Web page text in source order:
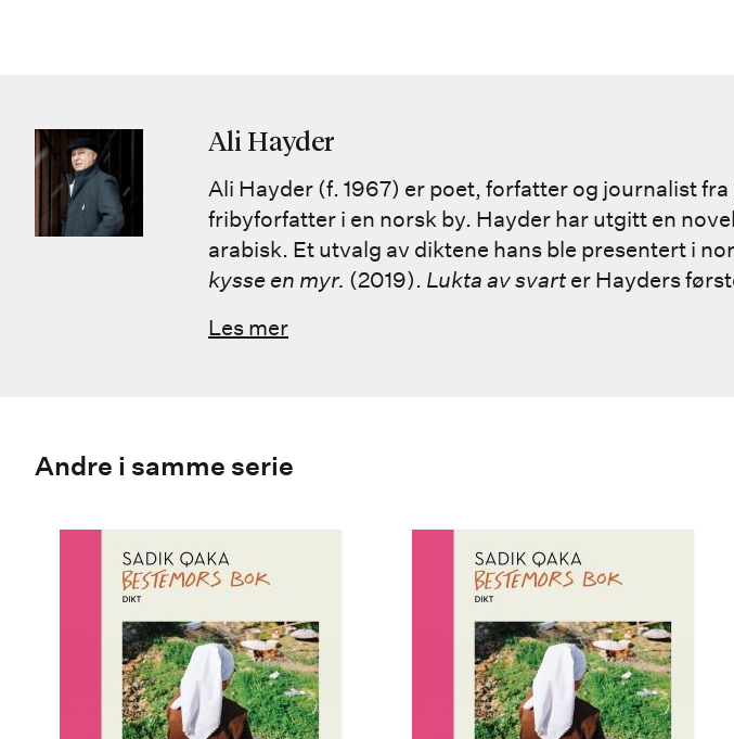
Ali Hayder
Ali Hayder (f. 1967) er poet, forfatter og journalist fra
fribyforfatter i en norsk by. Hayder har utgitt en
arabisk. Et utvalg av diktene hans ble presentert i
kysse en myr. (2019). Lukta av svart er Hayders
Les mer
Andre i samme serie